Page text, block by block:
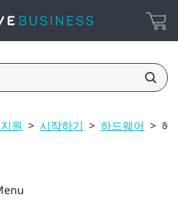
원 > 시작하기 > 하드웨어 > 헤